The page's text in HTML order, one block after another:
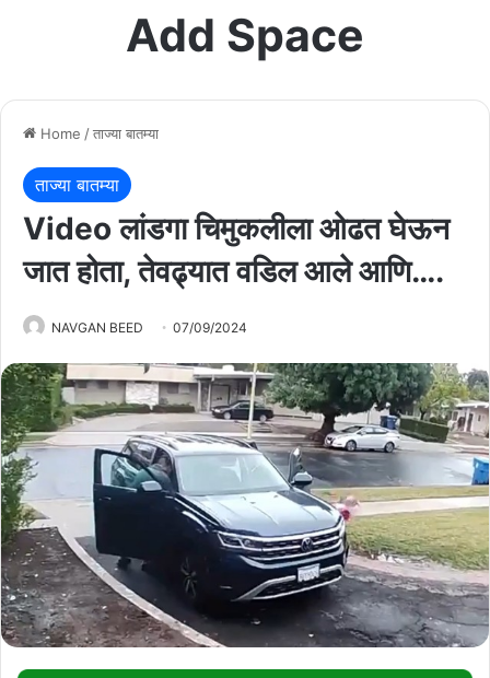
Add Space
Home /ताज्या बातम्या
ताज्या बातम्या
Video लांडगा चिमुकलीला ओढत घेऊन
जात होता, तेवढ्यात वडिल आले आणि….
NAVGAN BEED 07/09/2024